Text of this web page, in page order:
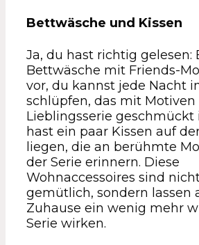
Bettwäsche und Kissen
Ja, du hast richtig gelesen:
Bettwäsche mit Friends-
vor, du kannst jede Nacht
schlüpfen, das mit Motiven
Lieblingsserie geschmückt
hast ein paar Kissen auf
liegen, die an berühmte
der Serie erinnern. Diese
Wohnaccessoires sind
gemütlich, sondern lassen
Zuhause ein wenig mehr
Serie wirken.